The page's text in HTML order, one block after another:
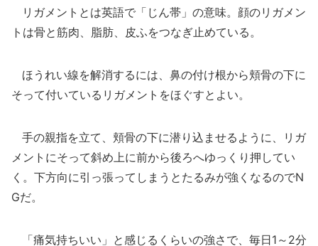
リガメントとは英語で「じん帯」の意味。顔のリガメン
トは骨と筋肉、脂肪、皮ふをつなぎ止めている。
ほうれい線を解消するには、鼻の付け根から頬骨の下に
そって付いているリガメントをほぐすとよい。
手の親指を立て、頬骨の下に潜り込ませるように、リガ
メントにそって斜め上に前から後ろへゆっくり押してい
く。下方向に引っ張ってしまうとたるみが強くなるのでN
Gだ。
「痛気持ちいい」と感じるくらいの強さで、毎日1～2分